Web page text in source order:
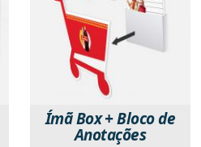
Ímã Box + Bloco de
Anotações